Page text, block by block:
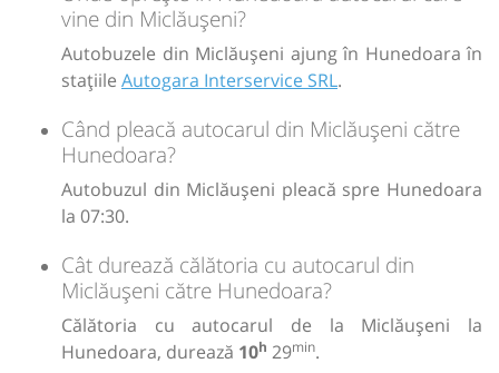
vine din Miclăușeni?
Autobuzele din Miclăușeni ajung în Hunedoara în
stațiile Autogara Interservice SRL.
Când pleacă autocarul din Miclăușeni către
Hunedoara?
Autobuzul din Miclăușeni pleacă spre Hunedoara
la 07:30.
Cât durează călătoria cu autocarul din
Miclăușeni către Hunedoara?
Călătoria cu autocarul de la Miclăușeni la
Hunedoara, durează 10h 29min.